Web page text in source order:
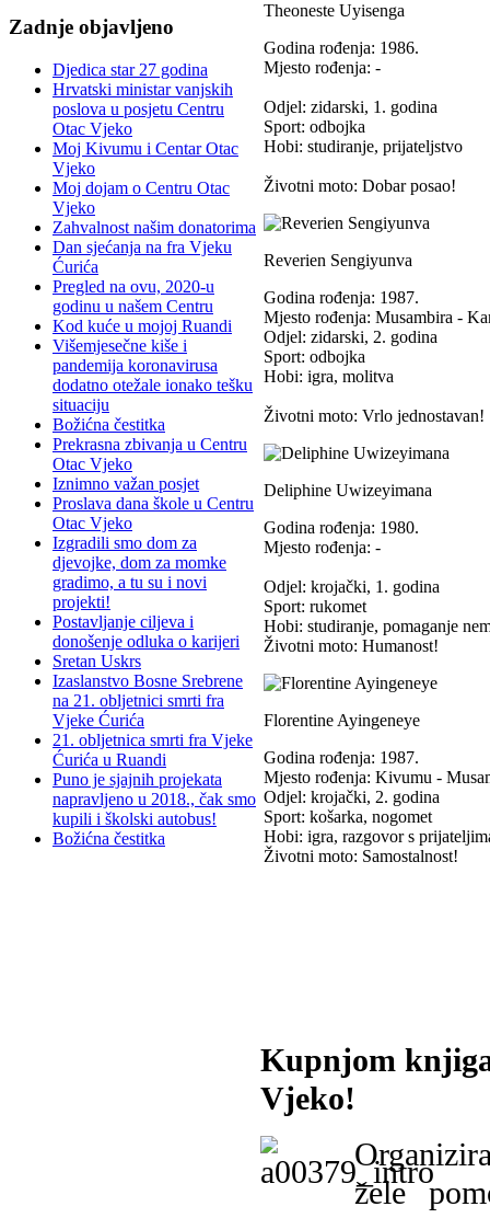
Zadnje objavljeno
Djedica star 27 godina
Hrvatski ministar vanjskih
poslova u posjetu Centru
Otac Vjeko
Moj Kivumu i Centar Otac
Vjeko
Moj dojam o Centru Otac
Vjeko
Zahvalnost našim donatorima
Dan sjećanja na fra Vjeku
Ćurića
Pregled na ovu, 2020-u
godinu u našem Centru
Kod kuće u mojoj Ruandi
Višemjesečne kiše i
pandemija koronavirusa
dodatno otežale ionako tešku
situaciju
Božićna čestitka
Prekrasna zbivanja u Centru
Otac Vjeko
Iznimno važan posjet
Proslava dana škole u Centru
Otac Vjeko
Izgradili smo dom za
djevojke, dom za momke
gradimo, a tu su i novi
projekti!
Postavljanje ciljeva i
donošenje odluka o karijeri
Sretan Uskrs
Izaslanstvo Bosne Srebrene
na 21. obljetnici smrti fra
Vjeke Ćurića
21. obljetnica smrti fra Vjeke
Ćurića u Ruandi
Puno je sjajnih projekata
napravljeno u 2018., čak smo
kupili i školski autobus!
Božićna čestitka
Theoneste Uyisenga
Godina rođenja: 1986.
Mjesto rođenja: -
Odjel: zidarski, 1. godina
Sport: odbojka
Hobi: studiranje, prijateljstvo
Životni moto: Dobar posao!
Reverien Sengiyunva
Godina rođenja: 1987.
Mjesto rođenja: Musambira -
Odjel: zidarski, 2. godina
Sport: odbojka
Hobi: igra, molitva
Životni moto: Vrlo jednostavan!
Deliphine Uwizeyimana
Godina rođenja: 1980.
Mjesto rođenja: -
Odjel: krojački, 1. godina
Sport: rukomet
Hobi: studiranje, pomaganje
Životni moto: Humanost!
Florentine Ayingeneye
Godina rođenja: 1987.
Mjesto rođenja: Kivumu -
Odjel: krojački, 2. godina
Sport: košarka, nogomet
Hobi: igra, razgovor s
Životni moto: Samostalnost!
Kupnjom
Vjeko!
žele